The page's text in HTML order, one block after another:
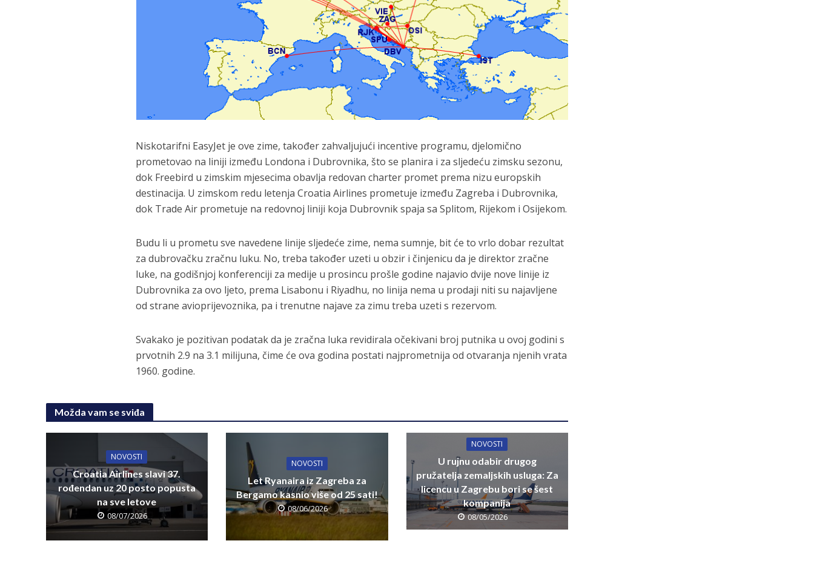
Niskotarifni EasyJet je ove zime, također zahvaljujući incentive programu, djelomično
prometovao na liniji između Londona i Dubrovnika, što se planira i za sljedeću zimsku sezonu,
dok Freebird u zimskim mjesecima obavlja redovan charter promet prema nizu europskih
destinacija. U zimskom redu letenja Croatia Airlines prometuje između Zagreba i Dubrovnika,
dok Trade Air prometuje na redovnoj liniji koja Dubrovnik spaja sa Splitom, Rijekom i Osijekom.
Budu li u prometu sve navedene linije sljedeće zime, nema sumnje, bit će to vrlo dobar rezultat
za dubrovačku zračnu luku. No, treba također uzeti u obzir i činjenicu da je direktor zračne
luke, na godišnjoj konferenciji za medije u prosincu prošle godine najavio dvije nove linije iz
Dubrovnika za ovo ljeto, prema Lisabonu i Riyadhu, no linija nema u prodaji niti su najavljene
od strane avioprijevoznika, pa i trenutne najave za zimu treba uzeti s rezervom.
Svakako je pozitivan podatak da je zračna luka revidirala očekivani broj putnika u ovoj godini s
prvotnih 2.9 na 3.1 milijuna, čime će ova godina postati najprometnija od otvaranja njenih vrata
1960. godine.
Možda vam se sviđa
NOVOSTI
Croatia Airlines slavi 37.
rođendan uz 20 posto popusta
na sve letove
08/07/2026
NOVOSTI
Let Ryanaira iz Zagreba za
Bergamo kasnio više od 25 sati!
08/06/2026
NOVOSTI
U rujnu odabir drugog
pružatelja zemaljskih usluga: Za
licencu u Zagrebu bori se šest
kompanija
08/05/2026